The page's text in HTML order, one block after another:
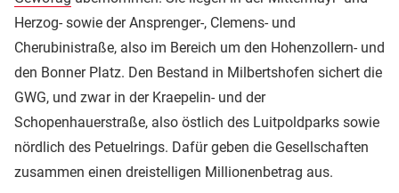
Herzog- sowie der Ansprenger-, Clemens- und
Cherubinistraße, also im Bereich um den Hohenzollern- und
den Bonner Platz. Den Bestand in Milbertshofen sichert die
GWG, und zwar in der Kraepelin- und der
Schopenhauerstraße, also östlich des Luitpoldparks sowie
nördlich des Petuelrings. Dafür geben die Gesellschaften
zusammen einen dreistelligen Millionenbetrag aus.